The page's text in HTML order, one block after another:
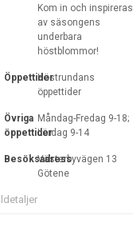
Kom in och inspireras
av säsongens
underbara
höstblommor!
ÖppettiderHöstrundans
öppettider
Övriga
öppettider
Måndag-Fredag 9-18;
Lördag 9-14
BesöksadressVästerbyvägen 13
Götene